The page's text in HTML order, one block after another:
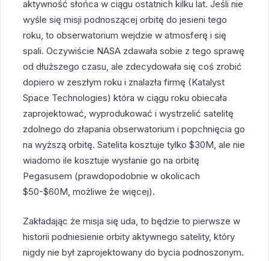
aktywność słońca w ciągu ostatnich kilku lat. Jeśli nie
wyśle się misji podnoszącej orbitę do jesieni tego
roku, to obserwatorium wejdzie w atmosferę i się
spali. Oczywiście NASA zdawała sobie z tego sprawę
od dłuższego czasu, ale zdecydowała się coś zrobić
dopiero w zeszłym roku i znalazła firmę (Katalyst
Space Technologies) która w ciągu roku obiecała
zaprojektować, wyprodukować i wystrzelić satelitę
zdolnego do złapania obserwatorium i popchnięcia go
na wyższą orbitę. Satelita kosztuje tylko $30M, ale nie
wiadomo ile kosztuje wysłanie go na orbitę
Pegasusem (prawdopodobnie w okolicach
$50-$60M, możliwe że więcej).
Zakładając że misja się uda, to będzie to pierwsze w
historii podniesienie orbity aktywnego satelity, który
nigdy nie był zaprojektowany do bycia podnoszonym.